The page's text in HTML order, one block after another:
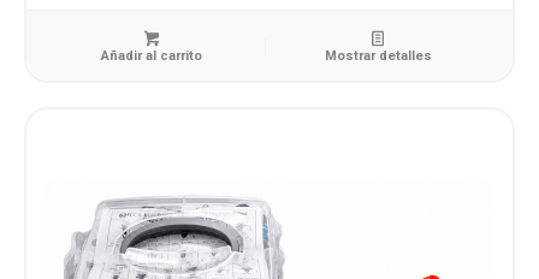
Añadir al carrito Mostrar detalles